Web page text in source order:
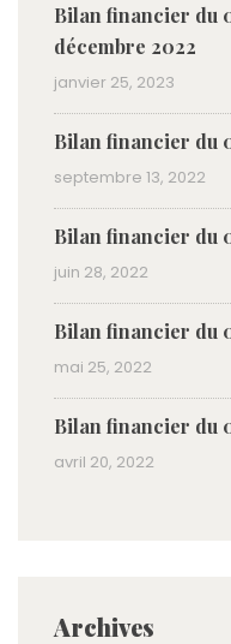
Bilan financier du
décembre 2022
janvier 25, 2023
Bilan financier du
septembre 13, 2022
Bilan financier du
juin 28, 2022
Bilan financier du
mai 25, 2022
Bilan financier du
avril 20, 2022
Archives